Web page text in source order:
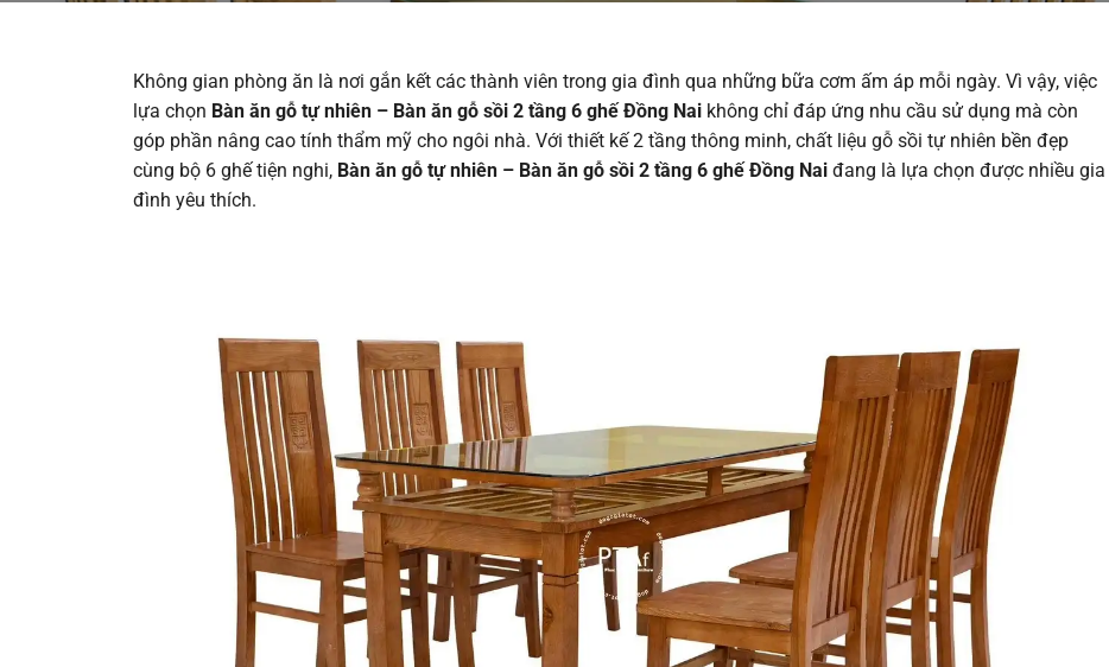
Không gian phòng ăn là nơi gắn kết các thành viên trong gia đình qua những bữa cơm ấm áp mỗi ngày. Vì vậy, việc
lựa chọn Bàn ăn gỗ tự nhiên – Bàn ăn gỗ sồi 2 tầng 6 ghế Đồng Nai không chỉ đáp ứng nhu cầu sử dụng mà còn
góp phần nâng cao tính thẩm mỹ cho ngôi nhà. Với thiết kế 2 tầng thông minh, chất liệu gỗ sồi tự nhiên bền đẹp
cùng bộ 6 ghế tiện nghi, Bàn ăn gỗ tự nhiên – Bàn ăn gỗ sồi 2 tầng 6 ghế Đồng Nai đang là lựa chọn được nhiều gia
đình yêu thích.